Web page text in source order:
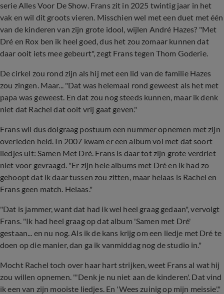
serie Alles Voor De Show. Frans zit in 2025 twintig jaar in het
vak en wil dit groots vieren. Misschien wel met een duet met één
van de kinderen van zijn grote idool, wijlen André Hazes? "Met
Dré en Rox ben ik heel goed, dus het zou zomaar kunnen dat
daar ooit iets mee gebeurt", zegt Frans tegen Thom Goderie.
De cirkel zou rond zijn als hij met een lid van de familie Hazes
zou zingen. Maar... "Dat was helemaal rond geweest als het met
papa was geweest. En dat zou nog steeds kunnen, maar ik denk
niet dat Rachel dat ooit vrij gaat geven."
Frans wil dus dolgraag postuum een nummer opnemen met zijn
overleden held. In 2007 kwam er een album vol met dat soort
liedjes uit: Samen Met Dré. Frans is daar tot zijn grote verdriet
niet voor gevraagd. "Er zijn hele albums met Dré en ik had zo
gehoopt dat ik daar tussen zou zitten, maar helaas is Rachel en
Frans geen match. Helaas."
"Dat is jammer, want dat had ik wel heel graag gedaan", vervolgt
Frans. "Ik had heel graag op dat album 'Samen met Dré'
gestaan... en nu nog. Als ik de kans krijg om een liedje met Dré te
doen op die manier, dan ga ik vanmiddag nog de studio in."
Mocht Rachel toch over haar hart strijken, weet Frans al wat hij
zou willen opnemen. "'Denk je nu niet aan de kinderen'. Dat vind
ik een van zijn mooiste liedjes. En 'Wees zuinig op mijn meissie'."